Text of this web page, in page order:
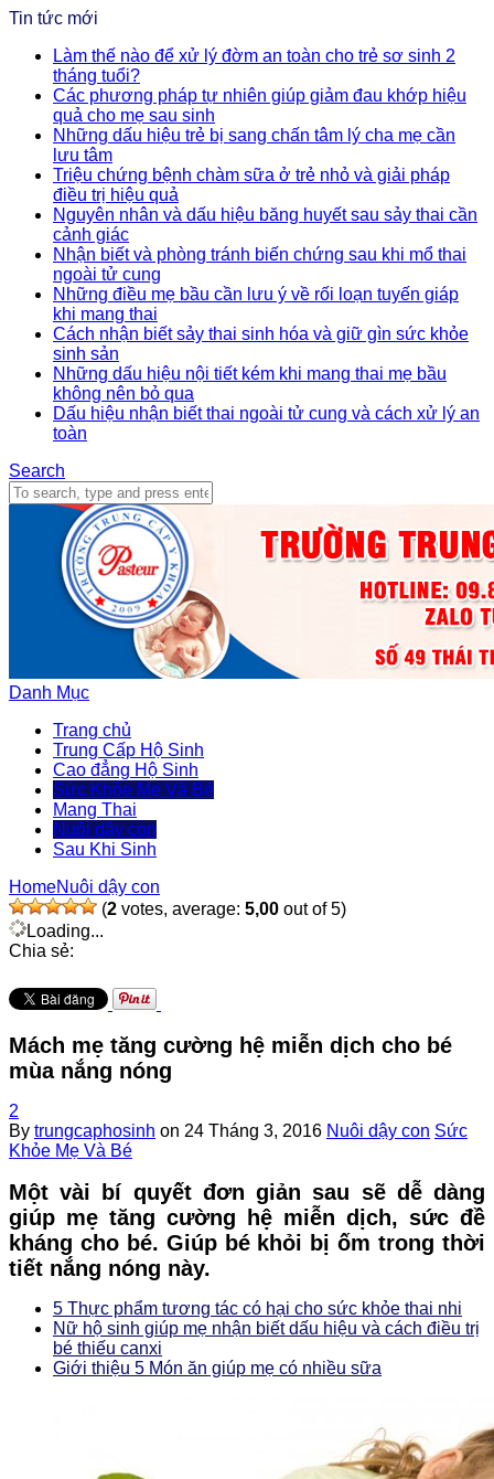
Tin tức mới
Làm thế nào để xử lý đờm an toàn cho trẻ sơ sinh 2
tháng tuổi?
Các phương pháp tự nhiên giúp giảm đau khớp hiệu
quả cho mẹ sau sinh
Những dấu hiệu trẻ bị sang chấn tâm lý cha mẹ cần
lưu tâm
Triệu chứng bệnh chàm sữa ở trẻ nhỏ và giải pháp
điều trị hiệu quả
Nguyên nhân và dấu hiệu băng huyết sau sảy thai cần
cảnh giác
Nhận biết và phòng tránh biến chứng sau khi mổ thai
ngoài tử cung
Những điều mẹ bầu cần lưu ý về rối loạn tuyến giáp
khi mang thai
Cách nhận biết sảy thai sinh hóa và giữ gìn sức khỏe
sinh sản
Những dấu hiệu nội tiết kém khi mang thai mẹ bầu
không nên bỏ qua
Dấu hiệu nhận biết thai ngoài tử cung và cách xử lý an
toàn
Search
Danh Mục
Trang chủ
Trung Cấp Hộ Sinh
Cao đẳng Hộ Sinh
Sức Khỏe Mẹ Và Bé
Mang Thai
Nuôi dậy con
Sau Khi Sinh
HomeNuôi dậy con
(2 votes, average: 5,00 out of 5)
Loading...
Chia sẻ:
Mách mẹ tăng cường hệ miễn dịch cho bé
mùa nắng nóng
2
By trungcaphosinh on 24 Tháng 3, 2016 Nuôi dậy con Sức
Khỏe Mẹ Và Bé
Một vài bí quyết đơn giản sau sẽ dễ dàng
giúp mẹ tăng cường hệ miễn dịch, sức đề
kháng cho bé. Giúp bé khỏi bị ốm trong thời
tiết nắng nóng này.
5 Thực phẩm tương tác có hại cho sức khỏe thai nhi
Nữ hộ sinh giúp mẹ nhận biết dấu hiệu và cách điều trị
bé thiếu canxi
Giới thiệu 5 Món ăn giúp mẹ có nhiều sữa